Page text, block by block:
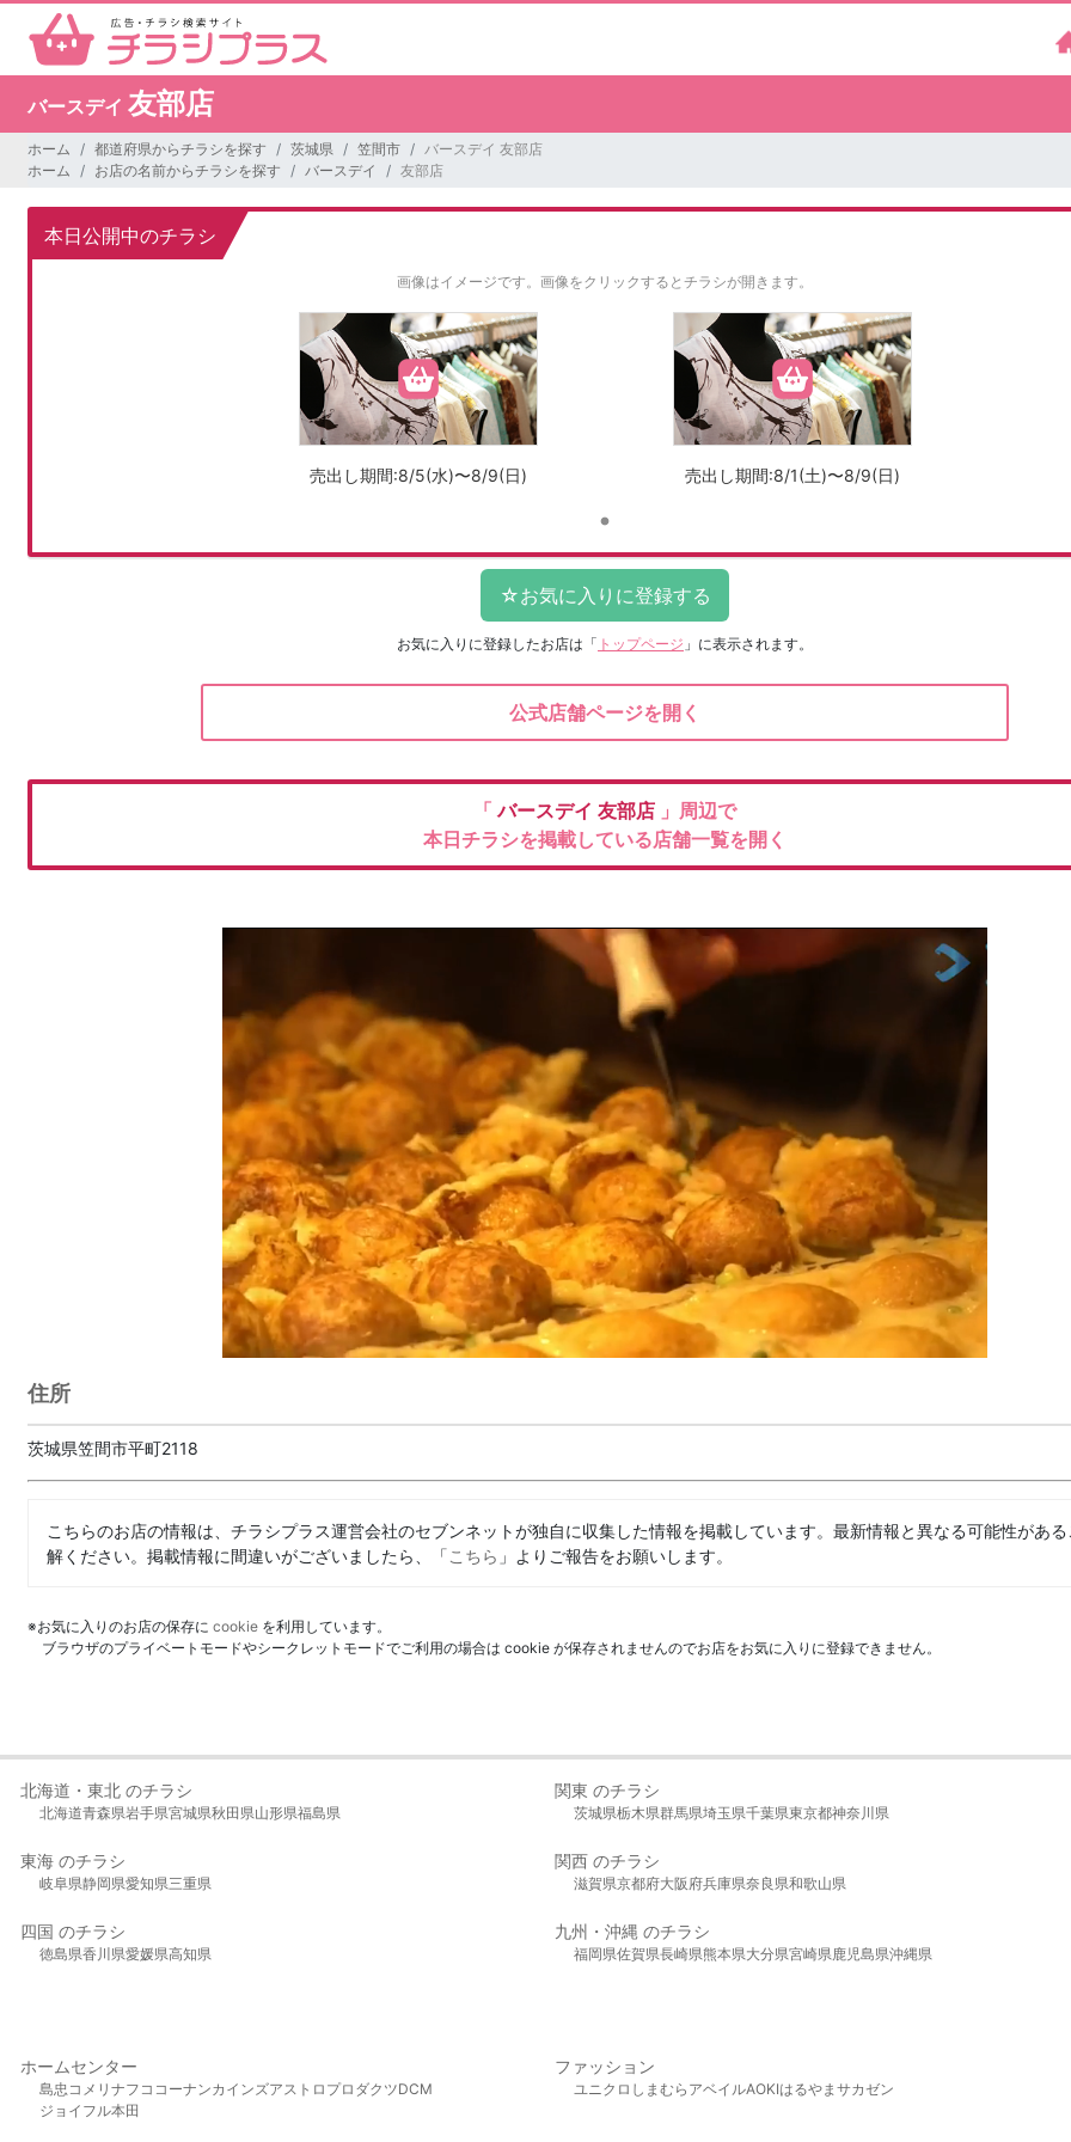
バースデイ 友部店
ホーム 都道府県からチラシを探す 茨城県 笠間市
バースデイ 友部店
ホーム
お店の名前からチラシを探す バースデイ 友部店
本日公開中のチラシ
画像はイメージです。 画像をクリックするとチラシが開きます。
売出し期間:8/5(水)〜8/9(日) 売出し期間:8/1(土)〜8/9(日)
お気に入りに登録したお店は 「 トップページ 」に表示されます。
公式店舗ページを開く
「 バースデイ 友部店 」周辺で
本日チラシを掲載している店舗一覧を開く
住所
茨城県笠間市平町2118
こちらのお店の情報は、チラシプラス運営会社のセブンネットが独自に収集した情報を掲載しています。最新情報と異なる可能性があ
解ください。掲載情報に間違いがございましたら、「こちら 」よりご報告をお願いします。
※お気に入りのお店の保存に cookie を利用しています。
ブラウザのプライベートモードやシークレットモードでご利用の場合は cookie が保存されませんのでお店をお気に入りに登録できません。
北海道・東北 のチラシ
北海道青森県岩手県宮城県秋田県山形県福島県
関東 のチラシ
茨城県栃木県群馬県埼玉県千葉県東京都神奈川県
東海 のチラシ
岐阜県静岡県愛知県三重県
関西 のチラシ
滋賀県京都府大阪府兵庫県奈良県和歌山県
四国 のチラシ
徳島県香川県愛媛県高知県
九州・沖縄 のチラシ
福岡県佐賀県長崎県熊本県大分県宮崎県鹿児島県沖縄県
ホームセンター
島忠 コメリ ナフコ コーナンカインズアストロプロダクツDCM
ジョイフル本田
ファッション
ユニクロ しまむら アベイルAOKIはるやま サカゼン